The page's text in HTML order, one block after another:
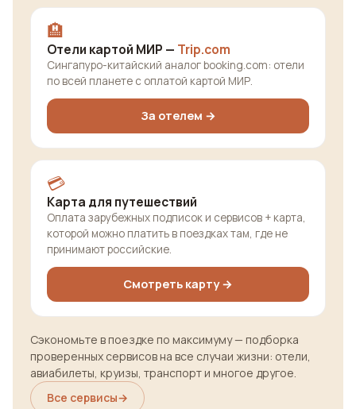
🏨
Отели картой МИР — Trip.com
Сингапуро-китайский аналог booking.com: отели
по всей планете с оплатой картой МИР.
За отелем →
💳
Карта для путешествий
Оплата зарубежных подписок и сервисов + карта,
которой можно платить в поездках там, где не
принимают российские.
Смотреть карту →
Сэкономьте в поездке по максимуму — подборка
проверенных сервисов на все случаи жизни: отели,
авиабилеты, круизы, транспорт и многое другое.
Все сервисы→